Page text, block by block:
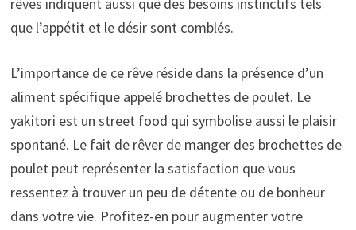
rêves indiquent aussi que des besoins instinctifs tels
que l’appétit et le désir sont comblés.
L’importance de ce rêve réside dans la présence d’un
aliment spécifique appelé brochettes de poulet. Le
yakitori est un street food qui symbolise aussi le plaisir
spontané. Le fait de rêver de manger des brochettes de
poulet peut représenter la satisfaction que vous
ressentez à trouver un peu de détente ou de bonheur
dans votre vie. Profitez-en pour augmenter votre